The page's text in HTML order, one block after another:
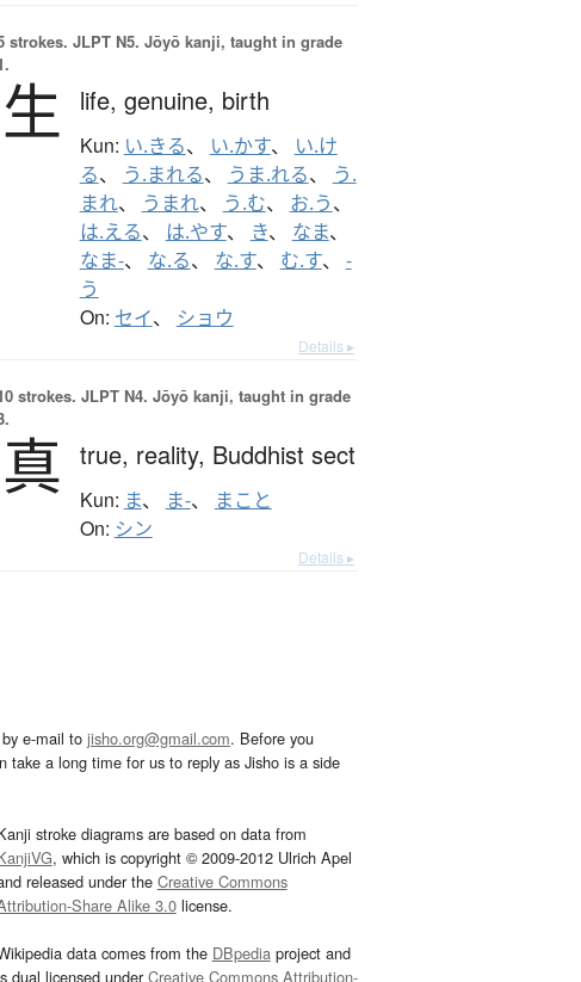
strokes. JLPT N5. Jōyō kanji, taught in grade
生 life, genuine, birth
Kun: い.きる、 い.かす、
い.け
る、 う.まれる、 うま.れる、
う.
まれ、 うまれ、 う.む、 お.う、
は.える、 は.やす、 き、 なま、
なま-、 な.る、 な.す、 む.す、 -
う
On: セイ、 ショウ
Details ▸
strokes. JLPT N4. Jōyō kanji, taught in grade
真 true, reality, Buddhist sect
Kun: ま、 ま-、 まこと
On: シン
Details ▸
e-mail to jisho.org@gmail.com. Before you
a long time for us to reply as Jisho is a side
stroke diagrams are based on data from
, which is copyright © 2009-2012 Ulrich Apel
released under the Creative Commons
Share Alike 3.0license.
data comes from the DBpediaproject and
dual licensed underCreative Commons Attribution-